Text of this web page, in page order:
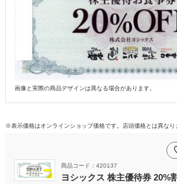
画像と実際の商品デザインは異なる場合があります。
※表示価格はオンラインショップ価格です。店頭価格とは異なり
商品コード：420137
ヨシックス 株主優待券 20%